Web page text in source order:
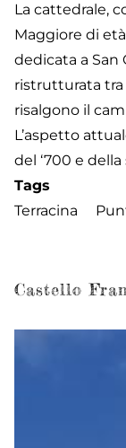
La cattedrale,
Maggiore di
dedicata a San
ristrutturata tra
risalgono il
L’aspetto
del ‘700 e
Tags
Terracina
Castello